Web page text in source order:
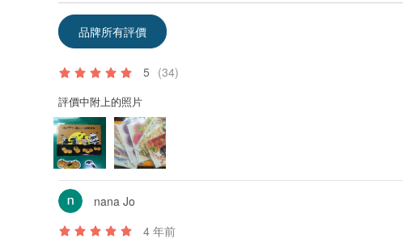
品牌所有評價
5 (34)
評價中附上的照片
nana Jo
4 年前